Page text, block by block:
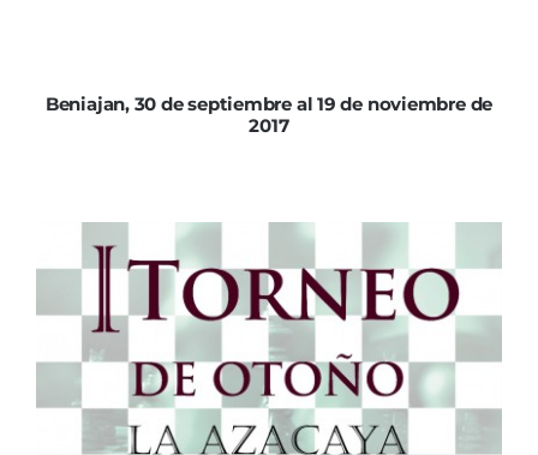
Beniajan, 30 de septiembre al 19 de noviembre de
2017